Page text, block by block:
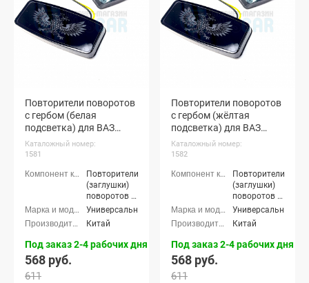
Повторители поворотов
с гербом (белая
подсветка) для ВАЗ
(универсальные)
(pg1581)
Каталожный номер:
1581
Повторители
(заглушки)
поворотов в
крылья
Универсальные
Китай
Под заказ 2-4 рабочих дня
568 руб.
611
Повторители поворотов
с гербом (жёлтая
подсветка) для ВАЗ
(универсальные)
(pg1582)
Каталожный номер:
1582
Повторители
(заглушки)
поворотов в
крылья
Универсальные
Китай
Под заказ 2-4 рабочих дня
568 руб.
611